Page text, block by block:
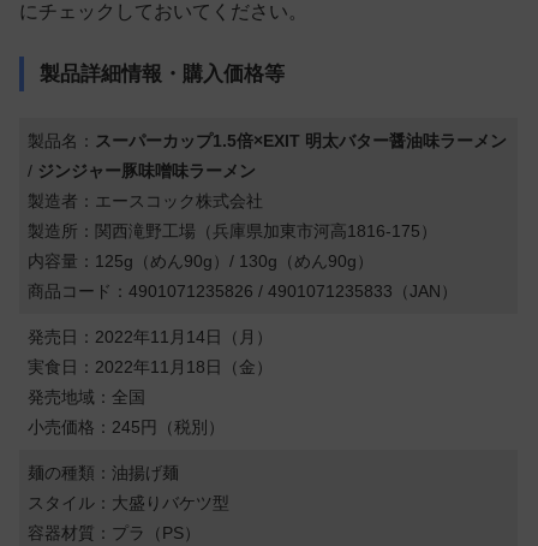
にチェックしておいてください。
製品詳細情報・購入価格等
製品名： スーパーカップ1.5倍×EXIT 明太バター醤油味ラーメン
/ ジンジャー豚味噌味ラーメン
製造者：エースコック株式会社
製造所：関西滝野工場（兵庫県加東市河高1816-175）
内容量：125g（めん90g）/ 130g（めん90g）
商品コード：4901071235826 / 4901071235833（JAN）
発売日：2022年11月14日（月）
実食日：2022年11月18日（金）
発売地域：全国
小売価格：245円（税別）
麺の種類：油揚げ麺
スタイル：大盛りバケツ型
容器材質：プラ（PS）